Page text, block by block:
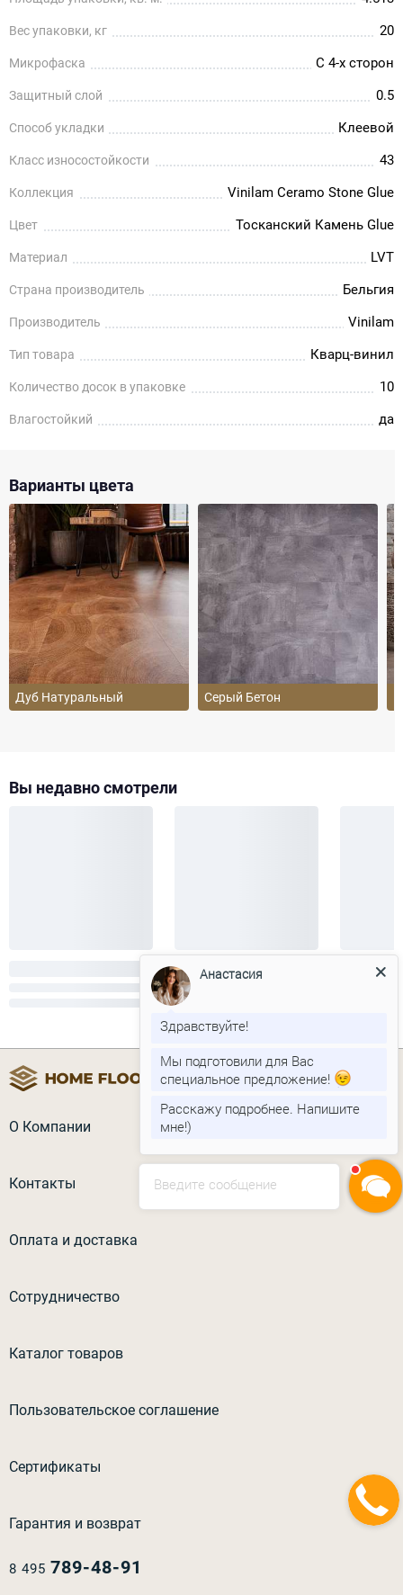
Вес упаковки, кг 20
Микрофаска С 4-х сторон
Защитный слой 0.5
Способ укладки Клеевой
Класс износостойкости 43
Коллекция Vinilam Ceramo Stone Glue
Цвет Тосканский Камень Glue
Материал LVT
Страна производитель Бельгия
Производитель Vinilam
Тип товара Кварц-винил
Количество досок в упаковке 10
Влагостойкий да
Варианты цвета
Дуб Натуральный Серый Бетон
Вы недавно смотрели
О Компании
Контакты
Оплата и доставка
Сотрудничество
Каталог товаров
Пользовательское соглашение
Сертификаты
Гарантия и возврат
8 495 789-48-91
Введите сообщение
Анастасия
Здравствуйте!
Мы подготовили для Вас
специальное предложение!
Расскажу подробнее. Напишите
мне!)